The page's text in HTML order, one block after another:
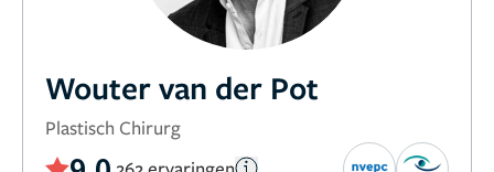
Wouter van der Pot
Plastisch Chirurg